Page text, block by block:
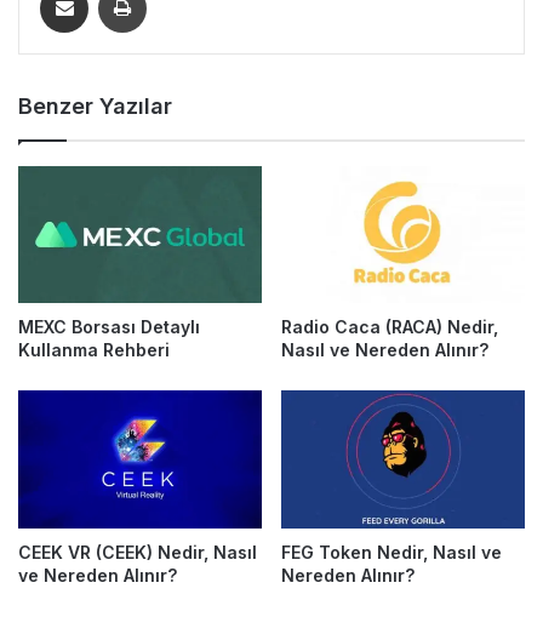
Benzer Yazılar
MEXC Borsası Detaylı
Kullanma Rehberi
Radio Caca (RACA) Nedir,
Nasıl ve Nereden Alınır?
CEEK VR (CEEK) Nedir, Nasıl
ve Nereden Alınır?
FEG Token Nedir, Nasıl ve
Nereden Alınır?